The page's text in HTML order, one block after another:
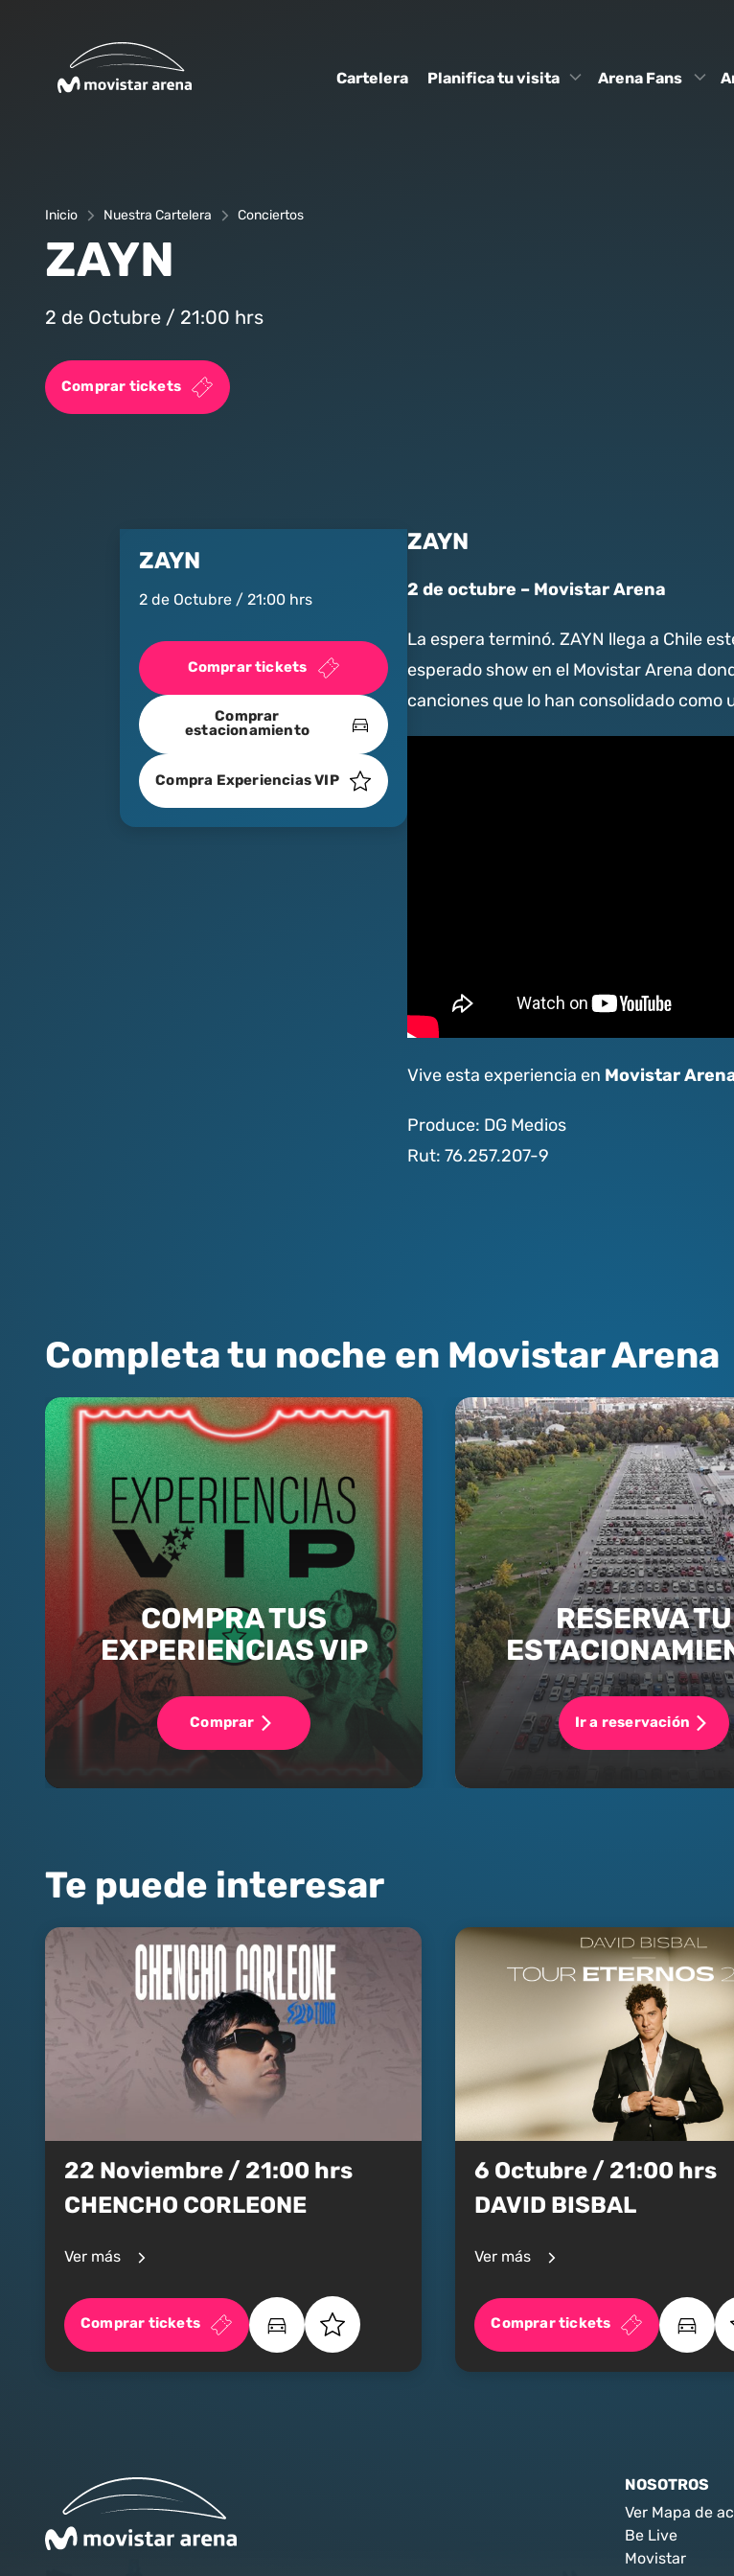
Cartelera Planifica tu visita Arena Fans
Inicio Nuestra Cartelera Conciertos
ZAYN
2 de Octubre / 21:00 hrs
Comprar tickets
ZAYN
2 de Octubre / 21:00 hrs
Comprar tickets
Comprar
estacionamiento
Compra Experiencias VIP
ZAYN
2 de octubre – Movistar Arena
La espera terminó. ZAYN llega a Chile
esperado show en el Movistar Arena
canciones que lo han consolidado
Vive esta experiencia en Movistar
Produce: DG Medios
Rut: 76.257.207-9
Completa tu noche en Movistar Arena
COMPRA TUS
EXPERIENCIAS VIP
Comprar
RESERVA TU
Ir a reservación
Te puede interesar
22 Noviembre / 21:00 hrs
CHENCHO CORLEONE
Ver más
Comprar tickets
6 Octubre / 21:00 hrs
DAVID BISBAL
Ver más
Comprar tickets
NOSOTROS
Ver Mapa de
Be Live
Movistar